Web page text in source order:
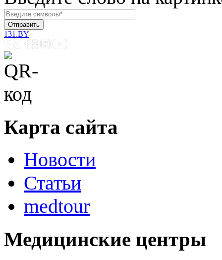
131.BY
Карта сайта
Новости
Статьи
medtour
Медицинские центры